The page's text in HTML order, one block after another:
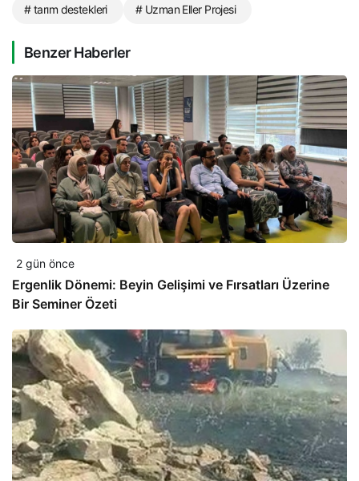
# tarım destekleri # Uzman Eller Projesi
Benzer Haberler
2 gün önce
Ergenlik Dönemi: Beyin Gelişimi ve Fırsatları Üzerine
Bir Seminer Özeti